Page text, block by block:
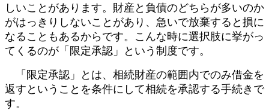
しいことがあります。財産と負債のどちらが多いのか
がはっきりしないことがあり、急いで放棄すると損に
なることもあるからです。こんな時に選択肢に挙がっ
てくるのが「限定承認」という制度です。
「限定承認」とは、相続財産の範囲内でのみ借金を
返すということを条件にして相続を承認する手続きで
す。